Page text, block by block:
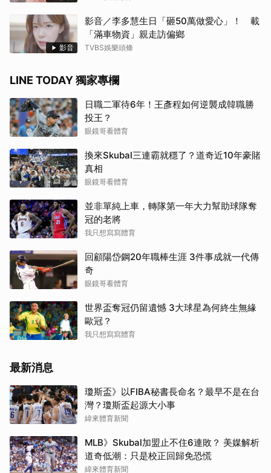
影音
影音／李多慧生日「砸50萬做愛心」！ 載
「滿車物資」親走訪偏鄉
TVBS娛樂頭條
LINE TODAY 獨家專欄
日職二軍待6年！王彥程如何逆襲成韓職勝
投王？
眼鏡哥看體育
換來Skubal三連霸就穩了？道奇近10年豪賭
真相
眼鏡哥看體育
並非單純上車，轉隊第一年大力幫助球隊奪
冠的老將
我只想寫寫體育
回顧陽岱鋼20年職棒生涯 3件事成就一代傳
奇
眼鏡哥看體育
世界盃奪冠仍留遺憾 3大球星為何終生無緣
歐冠？
我只想寫寫體育
最新消息
瓊斯盃》以FIBA秘書長命名？最早不是在台
灣？瓊斯盃起源大小事
緯來體育新聞
MLB》Skubal加盟止不住6連敗？ 美媒解析
道奇低潮：只是校正回歸免恐慌
緯來體育新聞